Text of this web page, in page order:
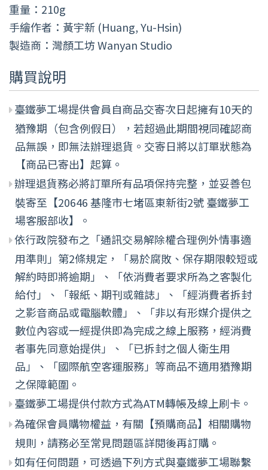
重量：210g
手繪作者：黃宇新 (Huang, Yu-Hsin)
製造商：灣顏工坊 Wanyan Studio
購買說明
臺鐵夢工場提供會員自商品交寄次日起擁有10天的
猶豫期（包含例假日），若超過此期間視同確認商
品無誤，即無法辦理退貨。交寄日將以訂單狀態為
【商品已寄出】起算。
辦理退貨務必將訂單所有品項保持完整，並妥善包
裝寄至【20646 基隆市七堵區東新街2號 臺鐵夢工
場客服部收】。
依行政院發布之「通訊交易解除權合理例外情事適
用準則」第2條規定，「易於腐敗、保存期限較短或
解約時即將逾期」、「依消費者要求所為之客製化
給付」、「報紙、期刊或雜誌」、「經消費者拆封
之影音商品或電腦軟體」、「非以有形媒介提供之
數位內容或一經提供即為完成之線上服務，經消費
者事先同意始提供」、「已拆封之個人衛生用
品」、「國際航空客運服務」等商品不適用猶豫期
之保障範圍。
臺鐵夢工場提供付款方式為ATM轉帳及線上刷卡。
為確保會員購物權益，有關【預購商品】相關購物
規則，請務必至常見問題區詳閱後再訂購。
如有任何問題，可透過下列方式與臺鐵夢工場聯繫